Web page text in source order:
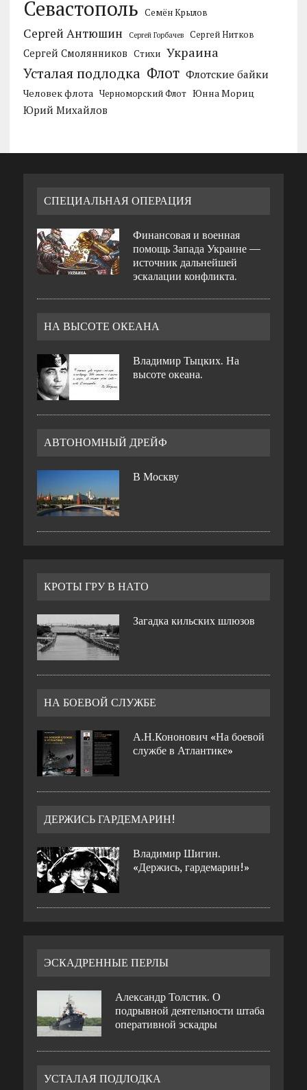
Севастополь Семён Крылов
Сергей Антюшин Сергей Горбачев Сергей Нитков
Сергей Смолянников Стихи Украина
Усталая подлодка Флот Флотские байки
Человек флота Черноморский Флот Юнна Мориц
Юрий Михайлов
СПЕЦИАЛЬНАЯ ОПЕРАЦИЯ
Финансовая и военная
помощь Запада Украине —
источник дальнейшей
эскалации конфликта.
НА ВЫСОТЕ ОКЕАНА
Владимир Тыцких. На
высоте океана.
АВТОНОМНЫЙ ДРЕЙФ
В Москву
КРОТЫ ГРУ В НАТО
Загадка кильских шлюзов
НА БОЕВОЙ СЛУЖБЕ
А.Н.Кононович «На боевой
службе в Атлантике»
ДЕРЖИСЬ ГАРДЕМАРИН!
Владимир Шигин.
«Держись, гардемарин!»
ЭСКАДРЕННЫЕ ПЕРЛЫ
Александр Толстик. О
подрывной деятельности штаба
оперативной эскадры
УСТАЛАЯ ПОДЛОДКА